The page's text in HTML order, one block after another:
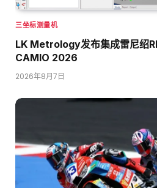
三坐标测量机
LK Metrology发布集成雷尼绍
CAMIO 2026
2026年8月7日